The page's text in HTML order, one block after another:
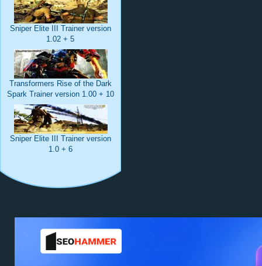
Sniper Elite III Trainer version
1.02 + 5
Transformers Rise of the Dark
Spark Trainer version 1.00 + 10
Sniper Elite III Trainer version
1.0 + 6